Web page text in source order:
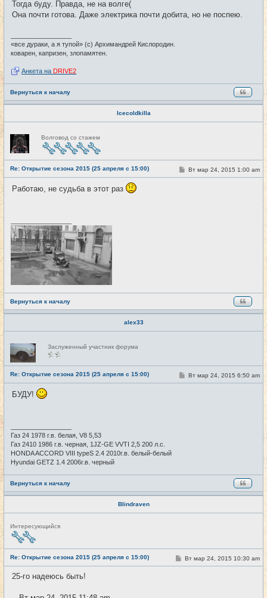
н
Тогда буду. Правда, не на волге(
Она почти готова. Даже электрика почти добита, но не поспею.
«все дураки, а я тупой» (с) Архимандрей Кислородин.
коварен, капризен, злопамятен.
Анкета на DRIVE2
Вернуться к началу
Icecoldkilla
Н
е
в
с
е
т
и
Волговод со стажем
Re: Открытие сезона 2015 (25 апреля с 15:00) #6
С
о
Вт мар 24, 2015 1:00 am
Работаю, не судьба в этот раз
Вернуться к началу
alex33
Н
е
в
с
е
т
и
Заслуженный участник форума
Re: Открытие сезона 2015 (25 апреля с 15:00) #7
С
о
Вт мар 24, 2015 6:50 am
БУДУ!
Газ 24 1978 г.в. белая, V8 5,53
Газ 2410 1986 г.в. черная, 1JZ-GE VVTI 2,5 200 л.с.
HONDA ACCORD VIII typeS 2.4 2010г.в. белый-белый
Hyundai GETZ 1.4 2006г.в. черный
Вернуться к началу
Blindraven
Н
е
в
т
и
Интересующийся
Re: Открытие сезона 2015 (25 апреля с 15:00) #8
С
о
Вт мар 24, 2015 10:30 am
25-го надеюсь быть!